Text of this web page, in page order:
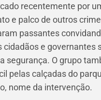
recentemente por
e palco de outros
passantes
cidadãos e governantes
segurança. O grupo
pelas calçadas do
nome da intervenção.